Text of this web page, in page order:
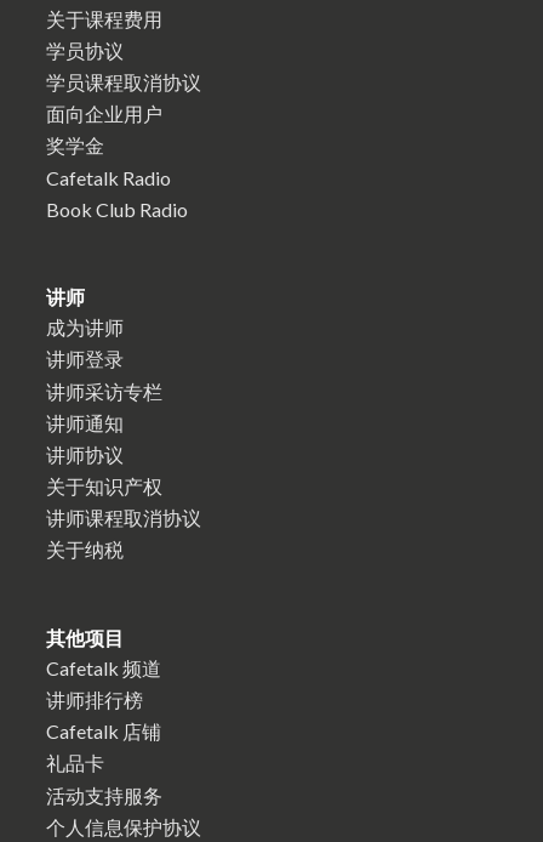
关于课程费用
学员协议
学员课程取消协议
面向企业用户
奖学金
Cafetalk Radio
Book Club Radio
讲师
成为讲师
讲师登录
讲师采访专栏
讲师通知
讲师协议
关于知识产权
讲师课程取消协议
关于纳税
其他项目
Cafetalk 频道
讲师排行榜
Cafetalk 店铺
礼品卡
活动支持服务
个人信息保护协议